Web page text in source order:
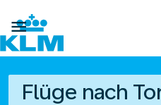

Flüge nach